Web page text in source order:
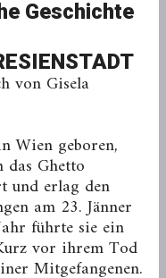
Geschichte
von Gisela
Wien geboren,
Ghetto
und erlag den
am 23. Jänner
führte sie ein
vor ihrem Tod
Mitgefangenen.